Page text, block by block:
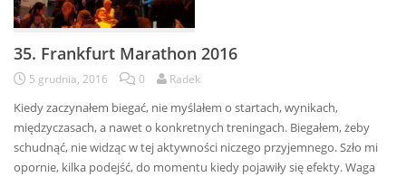
35. Frankfurt Marathon 2016
5 grudnia, 2016 0 Radek
Kiedy zaczynałem biegać, nie myślałem o startach, wynikach,
międzyczasach, a nawet o konkretnych treningach. Biegałem, żeby
schudnąć, nie widząc w tej aktywności niczego przyjemnego. Szło mi
opornie, kilka podejść, do momentu kiedy pojawiły się efekty. Waga